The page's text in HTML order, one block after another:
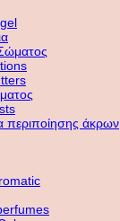
περιποίησης άκρων